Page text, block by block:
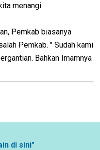
menangi.
Pemkab biasanya
Pemkab. " Sudah kami
Bahkan Imamnya
di sini"